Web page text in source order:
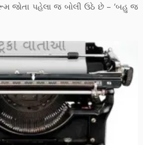
જોતા પહેલા જ બોલી ઉઠે છે – ‘બહુ જ